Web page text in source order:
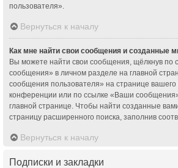
пользователя».
Вернуться к началу
Как мне найти свои сообщения и созданные
Вы можете найти свои сообщения, щёлкнув по
сообщения» в личном разделе на главной
сообщения пользователя» на странице
конференции или по ссылке «Ваши
главной странице. Чтобы найти созданные
страницу расширенного поиска, заполнив
Вернуться к началу
Подписки и закладки